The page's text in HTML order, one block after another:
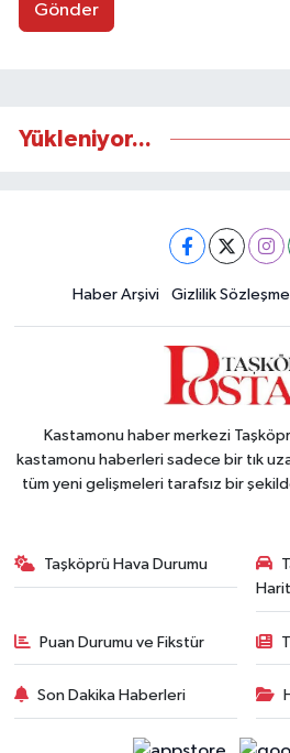
Gönder
Yükleniyor...
Haber Arşivi Gizlilik
Kastamonu haber merkezi
kastamonu haberleri sadece bir tık
tüm yeni gelişmeleri tarafsız bir
Taşköprü Hava Durumu
Puan Durumu ve Fikstür
Son Dakika Haberleri